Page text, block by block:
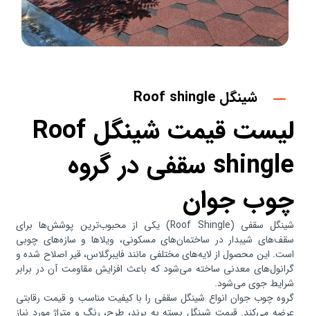
شینگل Roof shingle
لیست قیمت شینگل Roof
shingle سقفی در گروه
چوب جوان
شینگل سقفی (Roof Shingle) یکی از محبوب‌ترین پوشش‌ها برای
سقف‌های شیبدار در ساختمان‌های مسکونی، ویلاها و سازه‌های چوبی
است. این محصول از لایه‌های مختلفی مانند فایبرگلاس، قیر اصلاح شده و
گرانول‌های معدنی ساخته می‌شود که باعث افزایش مقاومت آن در برابر
شرایط جوی می‌شود.
گروه چوب جوان انواع شینگل سقفی را با کیفیت مناسب و قیمت رقابتی
عرضه می‌کند. قیمت شینگل بسته به برند، طرح، رنگ و متراژ مورد نیاز